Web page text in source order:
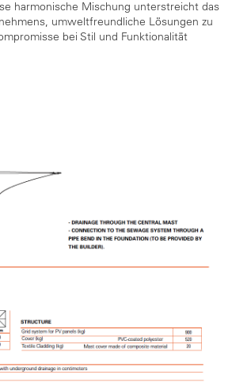
harmonische Mischung unterstreicht das
umweltfreundliche Lösungen zu
bei Stil und Funktionalität